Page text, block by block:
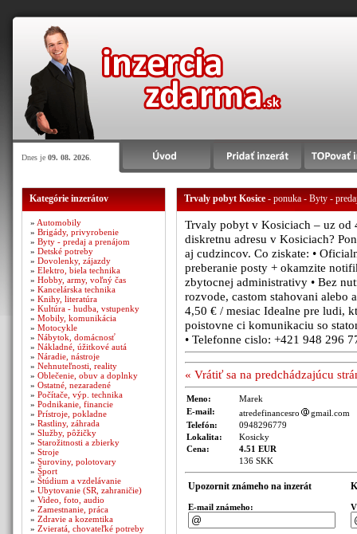
Dnes je 09. 08. 2026
Kategórie inzerátov
» Automobily
» Brigády, privyrobenie
» Byty - predaj a prenájom
» Detské potreby
» Dovolenky, zájazdy
» Elektro, biela technika
» Hobby, army, voľný čas
» Kancelárska technika
» Knihy, literatúra
» Kultúra - hudba, vstupenky
» Mobily, komunikácia
» Motocykle
» Nábytok, domácnosť
» Nákladné, úžitkové autá
» Náradie, nástroje
» Nehnuteľnosti, reality
» Oblečenie, obuv a doplnky
» Ostatné, nezaradené
» Počítače, výp. technika
» Podnikanie, financie
» Prístroje, pokladne
» Rastliny, záhrada
» Služby, pôžičky
» Starožitnosti a zbierky
» Stroje
» Suroviny, polotovary
» Šport
» Štúdium a vzdelávanie
» Ubytovanie (SR, zahraničie)
» Video, foto, audio
» Zamestnanie, práca
» Zdravie a kozemtika
» Zvieratá, chovateľké potreby
Trvaly pobyt Kosice- ponuka - Byty -
Trvaly pobyt v Kosiciach – uz od
diskretnu adresu v Kosiciach?
aj cudzincov. Co ziskate: •
preberanie posty + okamzite
zbytocnej administrativy • Bez
rozvode, castom stahovani alebo
4,50 € / mesiac Idealne pre ludi,
poistovne ci komunikaciu so
• Telefonne cislo: +421 948 296
« Vrátiť sa na predchádzajúcu
Meno:
Marek
E-mail:
atredefinancesro
gmail.com
Telefón:
0948296779
Lokalita:
Kosicky
Cena:
4.51 EUR
136 SKK
Upozornit známeho na inzerát
E-mail známeho: